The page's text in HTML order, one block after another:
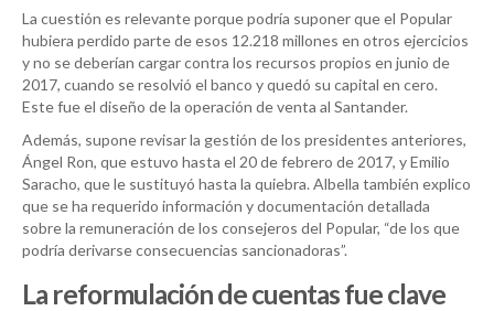
La cuestión es relevante porque podría suponer que el Popular
hubiera perdido parte de esos 12.218 millones en otros ejercicios
y no se deberían cargar contra los recursos propios en junio de
2017, cuando se resolvió el banco y quedó su capital en cero.
Este fue el diseño de la operación de venta al Santander.
Además, supone revisar la gestión de los presidentes anteriores,
Ángel Ron, que estuvo hasta el 20 de febrero de 2017, y Emilio
Saracho, que le sustituyó hasta la quiebra. Albella también explico
que se ha requerido información y documentación detallada
sobre la remuneración de los consejeros del Popular, “de los que
podría derivarse consecuencias sancionadoras”.
La reformulación de cuentas fue clave